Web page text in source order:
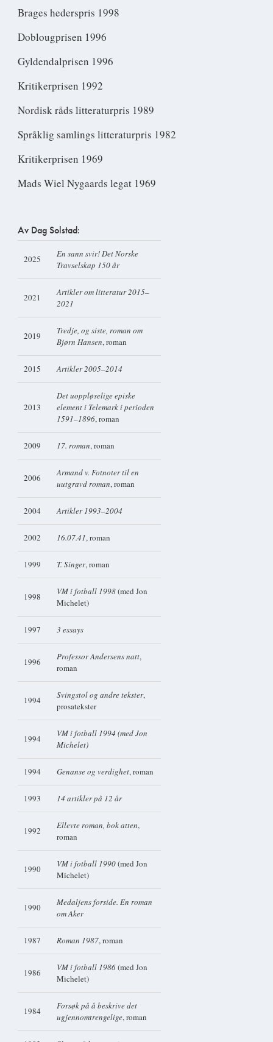
Brages hederspris 1998
Doblougprisen 1996
Gyldendalprisen 1996
Kritikerprisen 1992
Nordisk råds litteraturpris 1989
Språklig samlings litteraturpris 1982
Kritikerprisen 1969
Mads Wiel Nygaards legat 1969
Av Dag Solstad:
2025
En sann svir! Det Norske
Travselskap 150 år
2021
Artikler om litteratur 2015–
2021
2019
Tredje, og siste, roman om
Bjørn Hansen, roman
2015 Artikler 2005–2014
2013
Det uoppløselige episke
element i Telemark i perioden
1591–1896, roman
2009 17. roman, roman
2006
Armand v. Fotnoter til en
uutgravd roman, roman
2004 Artikler 1993–2004
2002 16.07.41, roman
1999 T. Singer, roman
1998 VM i fotball 1998(med Jon
Michelet)
1997 3 essays
1996 Professor Andersens natt,
roman
1994 Svingstol og andre tekster,
prosatekster
1994
VM i fotball 1994 (med Jon
Michelet)
1994 Genanse og verdighet, roman
1993 14 artikler på 12 år
1992 Ellevte roman, bok atten,
roman
1990 VM i fotball 1990(med Jon
Michelet)
1990
Medaljens forside. En roman
om Aker
1987 Roman 1987, roman
1986 VM i fotball 1986(med Jon
Michelet)
1984
Forsøk på å beskrive det
ugjennomtrengelige, roman